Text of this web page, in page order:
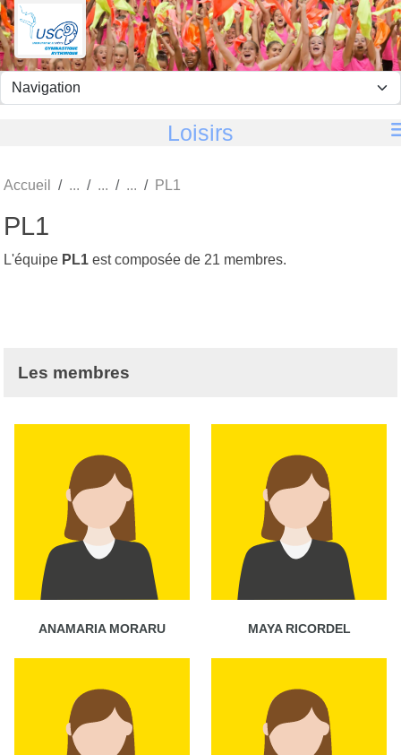
Loisirs
Accueil PL1
PL1
L'équipe PL1 est composée de 21 membres.
Les membres
ANAMARIA MORARU MAYA RICORDEL
Panneau de gestion des cookies